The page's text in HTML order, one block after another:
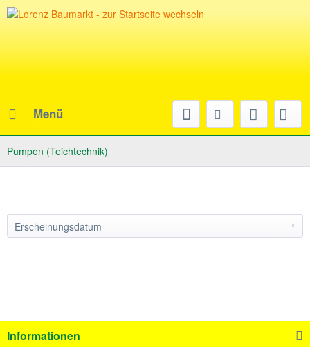
Menü
Pumpen (Teichtechnik)
Informationen